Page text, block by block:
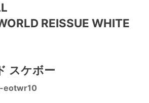
REISSUE WHITE
スケボー
eotwr10